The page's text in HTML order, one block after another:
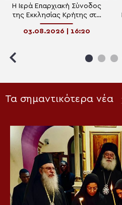
Η Ιερά Επαρχιακή Σύνοδος
της Εκκλησίας Κρήτης στο
πλευρό των πυρόπληκτων με
προσευχή και έμπρακτη
03.08.2026 | 16:20
Τα σημαντικότερα νέα